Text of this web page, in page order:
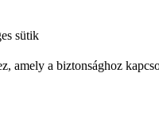
sütik
amely a biztonsághoz